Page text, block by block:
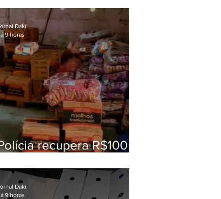
da educação
recupera R$100
Fluminense
Daki
9 horas
Daki
9 horas